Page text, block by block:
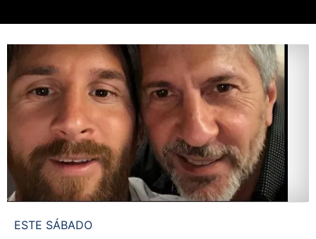
ESTE SÁBADO